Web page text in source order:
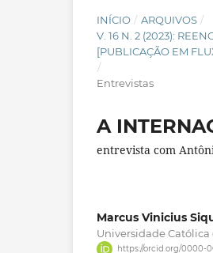
INÍCIO / ARQUIVOS /
V. 16 N. 2 (2023):
[PUBLICAÇÃO EM
/
Entrevistas
A
entrevista com
Marcus Vinicius
Universidade Católica
https://orcid.org/0000-